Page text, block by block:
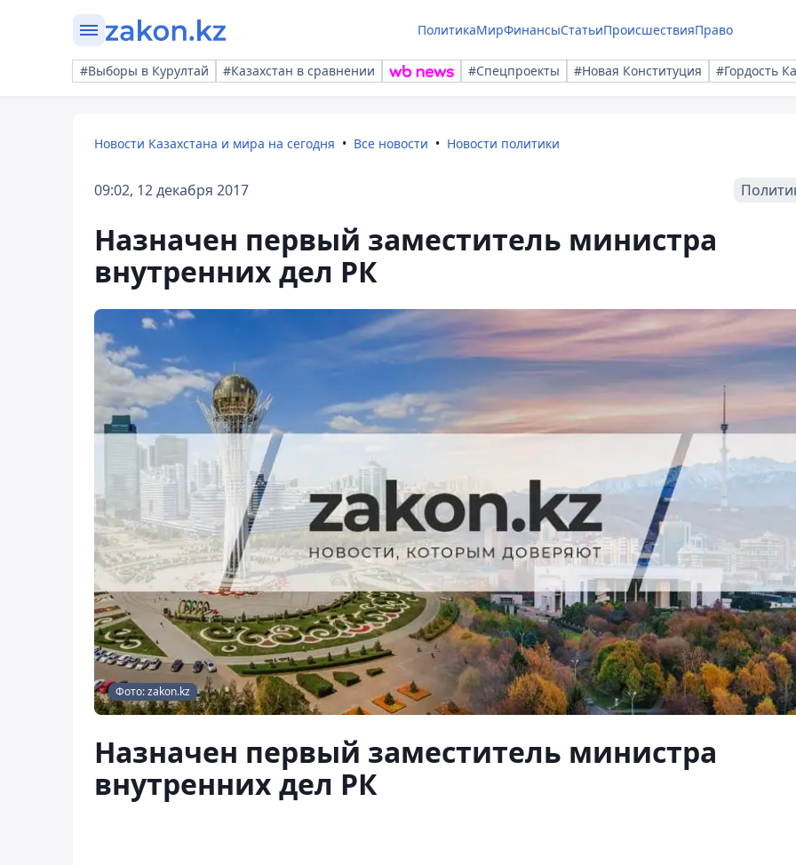
ПолитикаМирФинансыСтатьиПроисшествияПраво
#Выборы в Курултай #Казахстан в сравнении #Спецпроекты #Новая Конституция #Гордость
Новости Казахстана и мира на сегодня Все новости Новости политики
09:02, 12 декабря 2017
Назначен первый заместитель министра
внутренних дел РК
Фото: zakon.kz
Назначен первый заместитель министра
внутренних дел РК